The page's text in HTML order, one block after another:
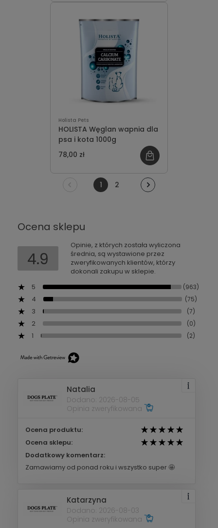
Holista Pets
HOLISTA Węglan wapnia dla
psa i kota 1000g
78,00 zł
1 2
Ocena sklepu
4.9
Opinie, z których została wyliczona
średnia, są wystawione przez
zweryfikowanych klientów, którzy
dokonali zakupu w sklepie.
5
(963)
4 (75)
3 (7)
2 (0)
1 (2)
Natalia
Dodano: 2026-08-05
Opinia zweryfikowana
Ocena produktu:
Ocena sklepu:
Dodatkowy komentarz:
Zamawiamy od ponad roku i wszystko super 🤩
Katarzyna
Dodano: 2026-08-03
Opinia zweryfikowana